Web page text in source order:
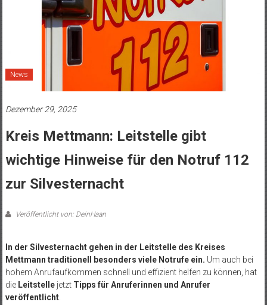
News
Dezember 29, 2025
Kreis Mettmann: Leitstelle gibt
wichtige Hinweise für den Notruf 112
zur Silvesternacht
Veröffentlicht von: DeinHaan
In der Silvesternacht gehen in der Leitstelle des Kreises
Mettmann traditionell besonders viele Notrufe ein. Um auch bei
hohem Anrufaufkommen schnell und effizient helfen zu können, hat
die Leitstelle jetzt Tipps für Anruferinnen und Anrufer
veröffentlicht.